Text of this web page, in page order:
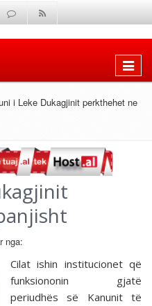
Shfaq
i Leke Dukagjinit perkthehet ne
nga:
Cilat ishin institucionet që
funksiononin gjatë
periudhës së Kanunit të